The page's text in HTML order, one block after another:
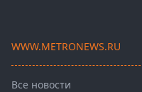
WWW.METRONEWS.RU
Все новости